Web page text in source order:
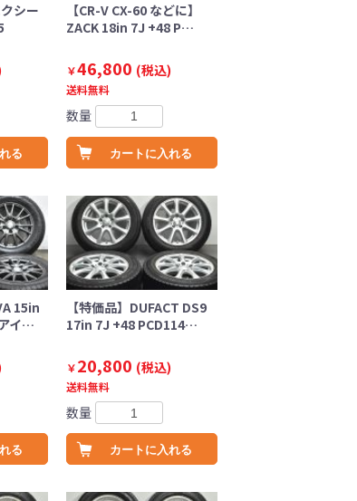
シー
る
【CR-V CX-60 などに】
ZACK 18in 7J +48 P…
￥46,800 (税込)
送料無料
数量
カートに入れる
15in
イ…
る
【特価品】DUFACT DS9
17in 7J +48 PCD114…
￥20,800 (税込)
送料無料
数量
カートに入れる